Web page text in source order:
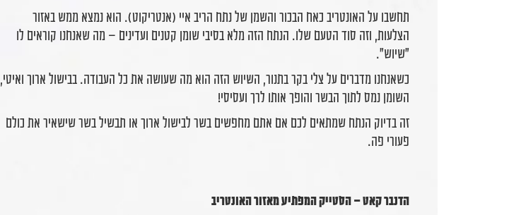
תחשבו על האונטריב כאח הבכור והשמן של נתח הריב איי (אנטריקוט). הוא נמצא ממש באזור
הצלעות, וזה סוד הטעם שלו. הנתח הזה מלא בסיבי שומן קטנים ועדינים – מה שאנחנו קוראים לו
"שיוש".
כשאנחנו מדברים על צלי בקר בתנור, השיוש הזה הוא מה שעושה את כל העבודה. בבישול ארוך ואיטי,
השומן נמס לתוך הבשר והופך אותו לרך ועסיסי!
זה בדיוק הנתח שמתאים לכם אם אתם מחפשים בשר לבישול ארוך או תבשיל בשר שישאיר את כולם
פעורי פה.
הדנבר קאט – הסטייק המפתיע מאזור האונטריב